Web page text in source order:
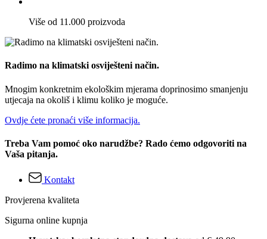
Više od 11.000 proizvoda
Radimo na klimatski osviješteni način.
Mnogim konkretnim ekološkim mjerama doprinosimo smanjenju
utjecaja na okoliš i klimu koliko je moguće.
Ovdje ćete pronaći više informacija.
Treba Vam pomoć oko narudžbe? Rado ćemo odgovoriti na
Vaša pitanja.
Kontakt
Provjerena kvaliteta
Sigurna online kupnja